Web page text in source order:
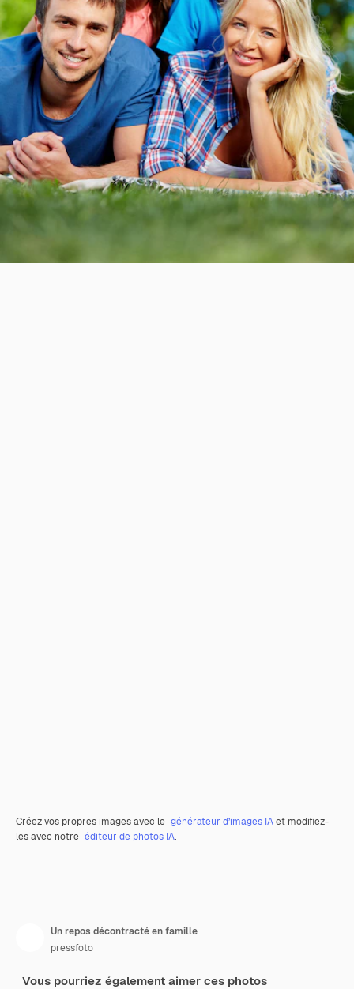
Créez vos propres images avec le générateur d’images IAet modifiez-
les avec notre éditeur de photos IA.
Un repos décontracté en famille
pressfoto
Vous pourriez également aimer ces photos